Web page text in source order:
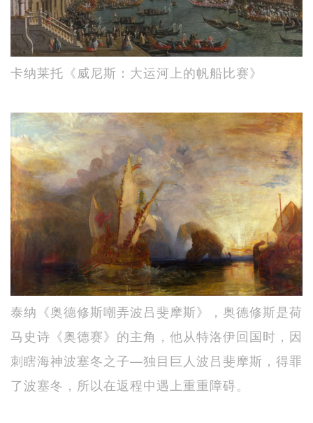
卡纳莱托《威尼斯：大运河上的帆船比赛》
泰纳《奥德修斯嘲弄波吕斐摩斯》，奥德修斯是荷
马史诗《奥德赛》的主角，他从特洛伊回国时，因
刺瞎海神波塞冬之子—独目巨人波吕斐摩斯，得罪
了波塞冬，所以在返程中遇上重重障碍。